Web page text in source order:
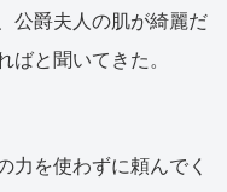
公爵夫人の肌が綺麗だ
ばと聞いてきた。
力を使わずに頼んでく